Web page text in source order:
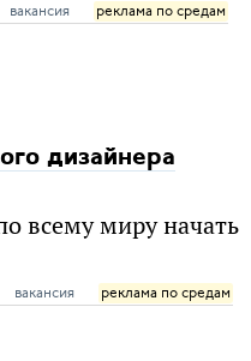
вакансия реклама по средам
дизайнера
всему миру начать
вакансия реклама по средам